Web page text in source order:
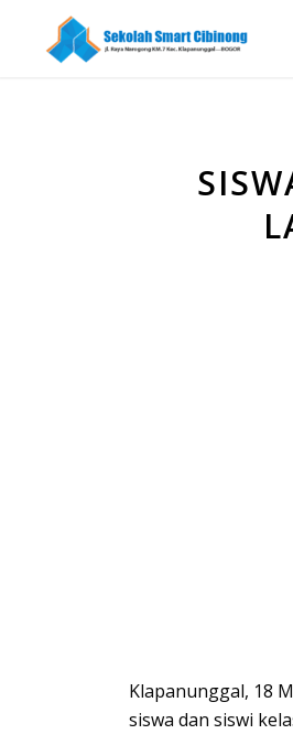
Klapanunggal, 18
siswa dan siswi